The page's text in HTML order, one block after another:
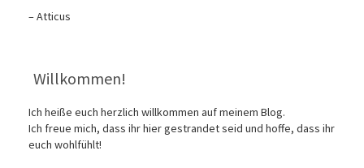
– Atticus
Willkommen!
Ich heiße euch herzlich willkommen auf meinem Blog.
Ich freue mich, dass ihr hier gestrandet seid und hoffe, dass ihr
euch wohlfühlt!